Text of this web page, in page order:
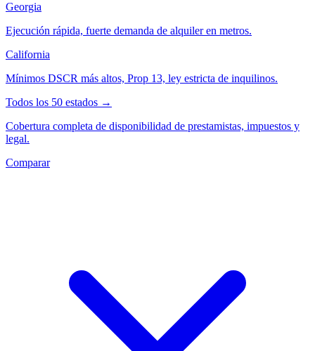
Georgia
Ejecución rápida, fuerte demanda de alquiler en metros.
California
Mínimos DSCR más altos, Prop 13, ley estricta de inquilinos.
Todos los 50 estados →
Cobertura completa de disponibilidad de prestamistas, impuestos y
legal.
Comparar